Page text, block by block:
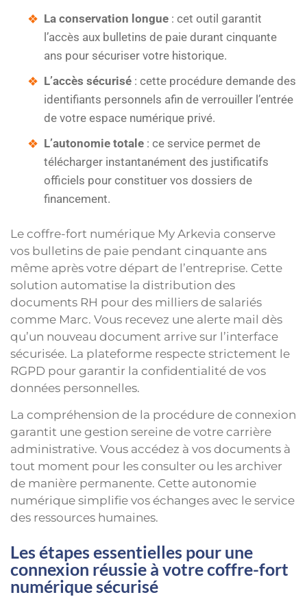
La conservation longue : cet outil garantit
l’accès aux bulletins de paie durant cinquante
ans pour sécuriser votre historique.
L’accès sécurisé : cette procédure demande des
identifiants personnels afin de verrouiller l’entrée
de votre espace numérique privé.
L’autonomie totale : ce service permet de
télécharger instantanément des justificatifs
officiels pour constituer vos dossiers de
financement.
Le coffre-fort numérique My Arkevia conserve
vos bulletins de paie pendant cinquante ans
même après votre départ de l’entreprise. Cette
solution automatise la distribution des
documents RH pour des milliers de salariés
comme Marc. Vous recevez une alerte mail dès
qu’un nouveau document arrive sur l’interface
sécurisée. La plateforme respecte strictement le
RGPD pour garantir la confidentialité de vos
données personnelles.
La compréhension de la procédure de connexion
garantit une gestion sereine de votre carrière
administrative. Vous accédez à vos documents à
tout moment pour les consulter ou les archiver
de manière permanente. Cette autonomie
numérique simplifie vos échanges avec le service
des ressources humaines.
Les étapes essentielles pour une
connexion réussie à votre coffre-fort
numérique sécurisé